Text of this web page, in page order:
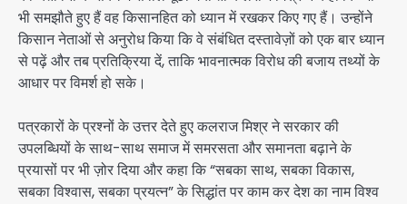
भी समझौते हुए हैं वह किसानहित को ध्यान में रखकर किए गए हैं। उन्होंने
किसान नेताओं से अनुरोध किया कि वे संबंधित दस्तावेज़ों को एक बार ध्यान
से पढ़ें और तब प्रतिक्रिया दें, ताकि भावनात्मक विरोध की बजाय तथ्यों के
आधार पर विमर्श हो सके।
पत्रकारों के प्रश्नों के उत्तर देते हुए कलराज मिश्र ने सरकार की
उपलब्धियों के साथ-साथ समाज में समरसता और समानता बढ़ाने के
प्रयासों पर भी ज़ोर दिया और कहा कि “सबका साथ, सबका विकास,
सबका विश्वास, सबका प्रयत्न” के सिद्धांत पर काम कर देश का नाम विश्व